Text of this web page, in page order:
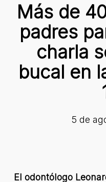
Más de
padres
charla
bucal en
5 de
El odontólogo